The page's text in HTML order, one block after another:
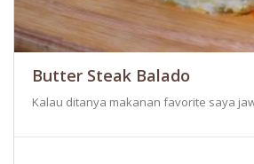
Butter Steak Balado
Kalau ditanya makanan favorite saya